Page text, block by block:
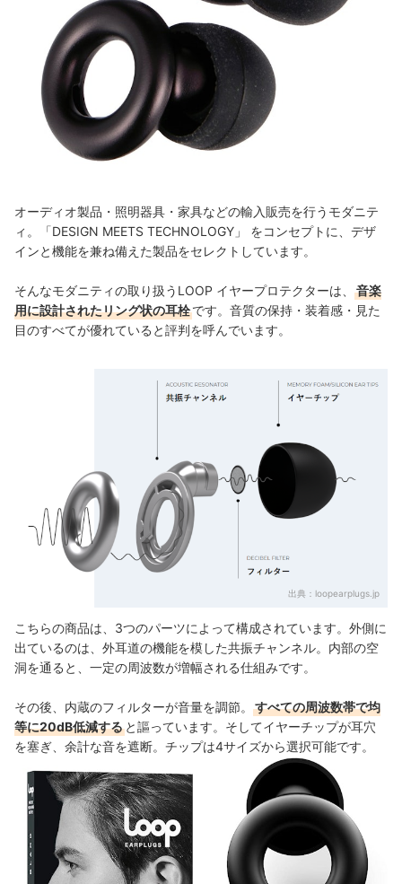
オーディオ製品・照明器具・家具などの輸入販売を行うモダニテ
ィ。「DESIGN MEETS TECHNOLOGY」 をコンセプトに、デザ
インと機能を兼ね備えた製品をセレクトしています。
そんなモダニティの取り扱うLOOP イヤープロテクターは、
音楽
用に設計されたリング状の耳栓です。音質の保持・装着感・見た
目のすべてが優れていると評判を呼んでいます。
出典： loopearplugs.jp
こちらの商品は、3つのパーツによって構成されています。外側に
出ているのは、外耳道の機能を模した共振チャンネル。内部の空
洞を通ると、一定の周波数が増幅される仕組みです。
その後、内蔵のフィルターが音量を調節。
すべての周波数帯で均
等に20dB低減する と謳っています。そしてイヤーチップが耳穴
を塞ぎ、余計な音を遮断。チップは4サイズから選択可能です。